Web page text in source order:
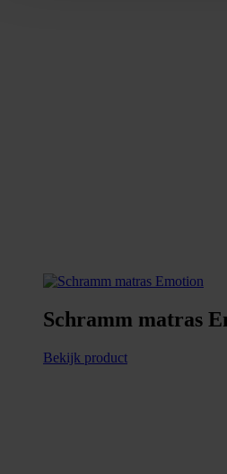
Schramm matras
Bekijk product